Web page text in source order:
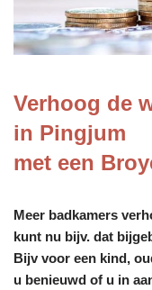
Verhoog de
in Pingjum
met een
Meer badkamers
kunt nu bijv. dat
Bijv voor een kind,
u benieuwd of u in